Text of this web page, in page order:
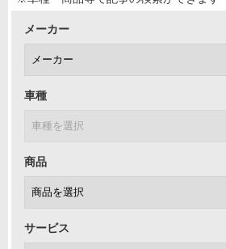
メーカー
車種
商品
サービス